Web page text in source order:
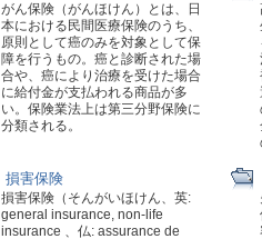
がん保険（がんほけん）とは、日
本における民間医療保険のうち、
原則として癌のみを対象として保
障を行うもの。癌と診断された場
合や、癌により治療を受けた場合
に給付金が支払われる商品が多
い。保険業法上は第三分野保険に
分類される。
損害保険
損害保険（そんがいほけん、英:
general insurance, non-life
insurance 、仏: assurance de